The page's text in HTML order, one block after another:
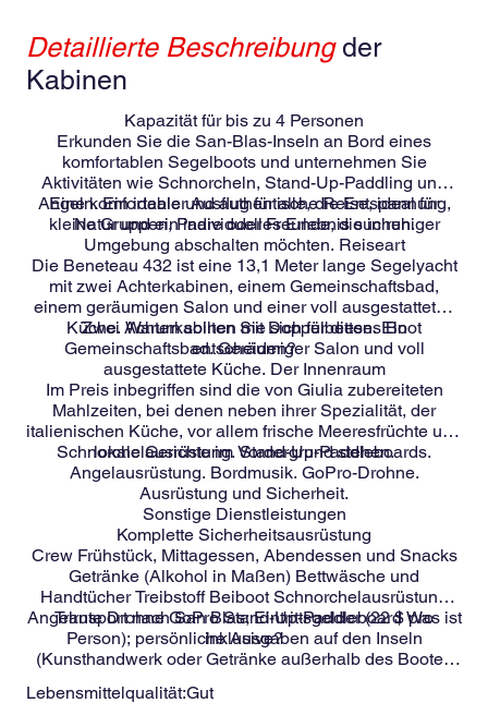
Detaillierte Beschreibungder
Kabinen
Kapazität für bis zu 4 Personen
Erkunden Sie die San-Blas-Inseln an Bord eines
komfortablen Segelboots und unternehmen Sie
Aktivitäten wie Schnorcheln, Stand-Up-Paddling und
Angeln. Ein idealer Ausflug für alle, die Entspannung,
Natur und ein individuelles Erlebnis suchen.
Eine komfortable und authentische Reise, ideal für
kleine Gruppen, Paare oder Freunde, die in ruhiger
Umgebung abschalten möchten. Reiseart
Die Beneteau 432 ist eine 13,1 Meter lange Segelyacht
mit zwei Achterkabinen, einem Gemeinschaftsbad,
einem geräumigen Salon und einer voll ausgestatteten
Küche. Warum sollten Sie sich für dieses Boot
entscheiden?
Zwei Achterkabinen mit Doppelbetten. Ein
Gemeinschaftsbad. Geräumiger Salon und voll
ausgestattete Küche. Der Innenraum
Im Preis inbegriffen sind die von Giulia zubereiteten
Mahlzeiten, bei denen neben ihrer Spezialität, der
italienischen Küche, vor allem frische Meeresfrüchte und
lokale Gerichte im Vordergrund stehen.
Schnorchelausrüstung. Stand-Up-Paddleboards.
Angelausrüstung. Bordmusik. GoPro-Drohne.
Ausrüstung und Sicherheit.
Sonstige Dienstleistungen
Komplette Sicherheitsausrüstung
Crew Frühstück, Mittagessen, Abendessen und Snacks
Getränke (Alkohol in Maßen) Bettwäsche und
Handtücher Treibstoff Beiboot Schnorchelausrüstung
Angelrute Drohne GoPro Stand-Up-Paddleboard Was ist
inklusive?
Transport nach San Blas; Eintrittsgelder (22 $ pro
Person); persönliche Ausgaben auf den Inseln
(Kunsthandwerk oder Getränke außerhalb des Bootes
inbegriffen?
Lebensmittelqualität:Gut